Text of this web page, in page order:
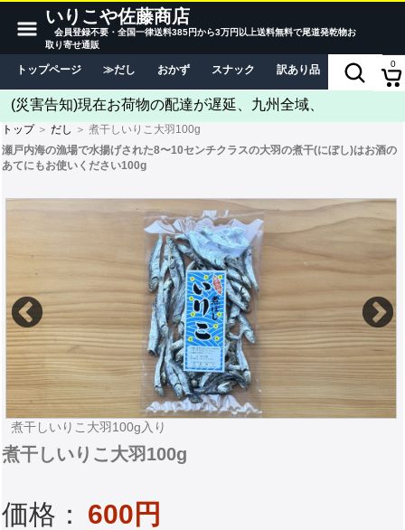
いりこや佐藤商店
会員登録不要・全国一律送料385円から3万円以上送料無料で尾道発乾物お
取り寄せ通販
トップページ だし おかず スナック 訳あり品 当店につい
0
(災害告知)現在お荷物の配達が遅延、九州全域、
トップ＞だし ＞ 煮干しいりこ大羽100g
瀬戸内海の漁場で水揚げされた8〜10センチクラスの大羽の煮干(にぼし)はお酒の
あてにもお使いください100g
煮干しいりこ大羽100g
価格： 600円
煮干しいりこ大羽100g入り